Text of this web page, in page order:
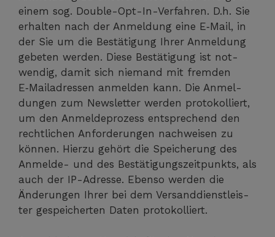
einem sog. Dou­ble-Opt-In-Ver­fah­ren. D.h. Sie
erhal­ten nach der Anmel­dung eine E‑Mail, in
der Sie um die Bestä­ti­gung Ihrer Anmel­dung
gebe­ten wer­den. Die­se Bestä­ti­gung ist not­
wen­dig, damit sich nie­mand mit frem­den
E‑Mailadressen anmel­den kann. Die Anmel­
dun­gen zum News­let­ter wer­den pro­to­kol­liert,
um den Anmel­de­pro­zess ent­spre­chend den
recht­li­chen Anfor­de­run­gen nach­wei­sen zu
kön­nen. Hier­zu gehört die Spei­che­rung des
Anmel­de- und des Bestä­ti­gungs­zeit­punkts, als
auch der IP-Adres­se. Eben­so wer­den die
Ände­run­gen Ihrer bei dem Ver­sand­dienst­leis­
ter gespei­cher­ten Daten protokolliert.